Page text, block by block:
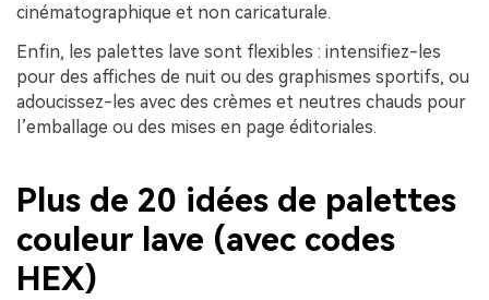
cinématographique et non caricaturale.
Enfin, les palettes lave sont flexibles : intensifiez-les
pour des affiches de nuit ou des graphismes sportifs, ou
adoucissez-les avec des crèmes et neutres chauds pour
l’emballage ou des mises en page éditoriales.
Plus de 20 idées de palettes
couleur lave (avec codes
HEX)